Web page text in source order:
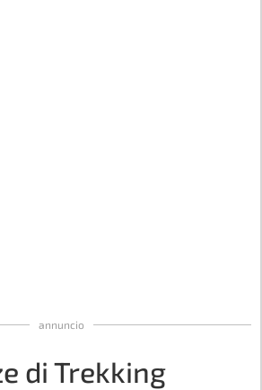
annuncio
di Trekking